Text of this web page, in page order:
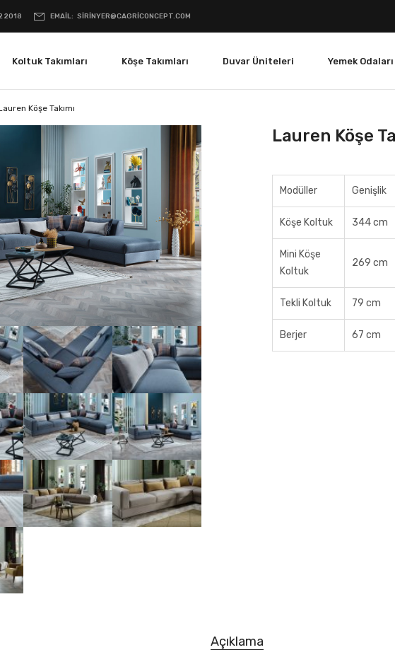
2018 EMAIL SIRINYER@CAGRICONCEPT.COM
Koltuk Takımları Köşe Takımları Duvar Üniteleri Yemek Odaları
Köşe Takımı
Lauren Köşe
Modüller Genişlik
Köşe Koltuk 344 cm
Mini Köşe
Koltuk
269 cm
Tekli Koltuk 79 cm
Berjer 67 cm
Açıklama